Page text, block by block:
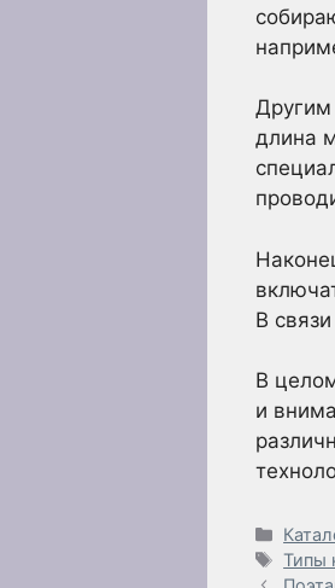
Другим
длина
В
В
и
Типы